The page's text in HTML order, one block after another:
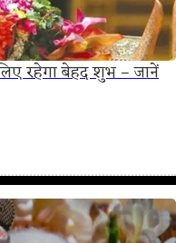
रहेगा बेहद शुभ – जानें